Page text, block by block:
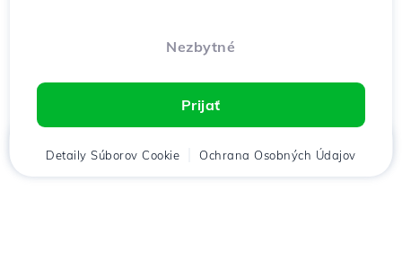
Nezbytné
Prijať
Detaily Súborov Cookie Ochrana Osobných Údajov
Domov Klient Košík Chat Menu